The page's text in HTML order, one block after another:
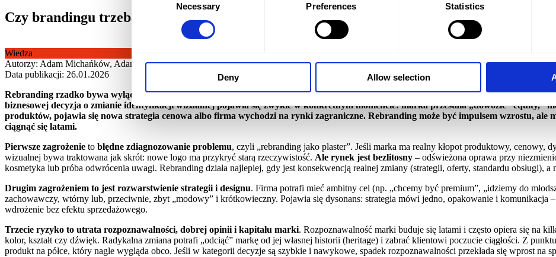
Necessary Preferences Statistics
Deny Allow selection
Czy brandingu trzeba się bać czyli jak uniknąć zagrożeń dla firmy?
Wiedza
Autorzy: Adam Michańków, Adam Szulc
Data publikacji: 26.01.2026
Rebranding rzadko bywa wyłącznie zwykłym „liftingiem logo”. Dla firm rebranding to ingerencja w kapitał zaufania, rozpoznawalność
biznesowej decyzja o zmianie identyfikacji wizualnej pojawia się zwykle w konkretnym momencie: marka przestała „dowozić” equity,
produktów, pojawia się nowa strategia cenowa albo firma wychodzi na rynki zagraniczne. Rebranding może być impulsem wzrostu, ale
ciągnąć się latami.
Pierwsze zagrożenie to błędne zdiagnozowanie problemu, czyli „rebranding jako plaster”. Jeśli marka ma realny kłopot produktowy, cenowy,
wizualnej bywa traktowana jak skrót: nowe logo ma przykryć starą rzeczywistość. Ale rynek jest bezlitosny – odświeżona oprawa przy
kosmetyka lub próba odwrócenia uwagi. Rebranding działa najlepiej, gdy jest konsekwencją realnej zmiany (strategii, oferty, standardu obsługi), a
Drugim zagrożeniem to jest rozwarstwienie strategii i designu. Firma potrafi mieć ambitny cel (np. „chcemy być premium”, „idziemy do
zachowawczy, wtórny lub, przeciwnie, zbyt „modowy” i krótkowieczny. Pojawia się dysonans: strategia mówi jedno, opakowanie i komunikacja
wdrożenie bez efektu sprzedażowego.
Trzecie ryzyko to utrata rozpoznawalności, dobrej opinii i kapitału marki. Rozpoznawalność marki buduje się latami i często opiera się na
kolor, kształt czy dźwięk. Radykalna zmiana potrafi „odciąć” markę od jej własnej historii (heritage) i zabrać klientowi poczucie ciągłości. Z
produkt na półce, który nagle wygląda obco. Jeśli w kategorii decyzje są szybkie i nawykowe, spadek rozpoznawalności przekłada się wprost na